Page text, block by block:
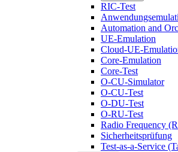
RIC-Test
Automation and
UE-Emulation
Cloud-UE-
Core-Emulation
Core-Test
O-CU-Simulator
O-CU-Test
O-DU-Test
O-RU-Test
Radio Frequency
Sicherheitsprüfung
Test-as-a-Service